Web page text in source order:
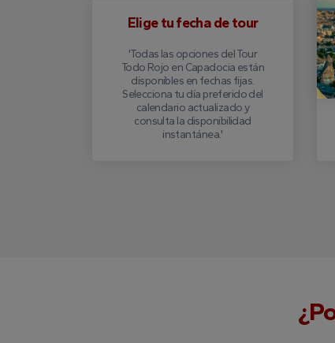
Elige tu fecha de tour
'Todas las opciones del Tour
Todo Rojo en Capadocia están
disponibles en fechas fijas.
Selecciona tu día preferido del
calendario actualizado y
consulta la disponibilidad
instantánea.'